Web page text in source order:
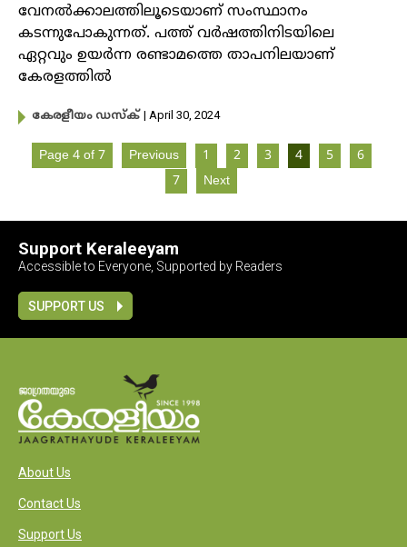
വേനൽക്കാലത്തിലൂടെയാണ് സംസ്ഥാനം
കടന്നുപോകുന്നത്. പത്ത് വർഷത്തിനിടയിലെ
ഏറ്റവും ഉയർന്ന രണ്ടാമത്തെ താപനിലയാണ്
കേരളത്തിൽ
കേരളീയം ഡസ്ക് | April 30, 2024
Page 4 of 7 Previous 1 2 3 4 5
6
7
Next
Support Keraleeyam
Accessible to Everyone, Supported by Readers
SUPPORT US
About Us
Contact Us
Support Us